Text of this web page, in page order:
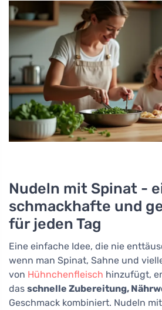
Nudeln mit Spinat -
schmackhafte und
für jeden Tag
Eine einfache Idee, die nie
wenn man Spinat, Sahne und
von Hühnchenfleisch hinzufügt,
das schnelle Zubereitung,
Geschmack kombiniert. Nudeln